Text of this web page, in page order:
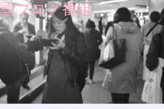
/ブログ番組